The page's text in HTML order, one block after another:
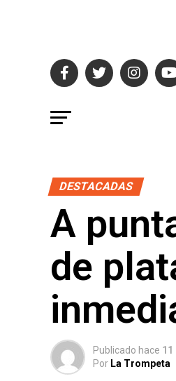
DESTACADAS
A
de
Publicado hace 11
Por La Trompeta